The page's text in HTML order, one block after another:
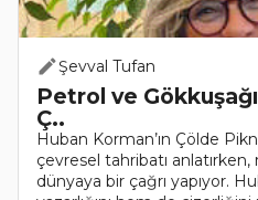
Şevval Tufan
Petrol ve
Ç..
Huban Korman’ın Çölde
çevresel tahribatı
dünyaya bir çağrı yapıyor.